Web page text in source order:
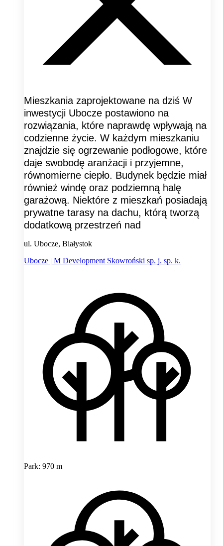
Mieszkania zaprojektowane na dziś W
inwestycji Ubocze postawiono na
rozwiązania, które naprawdę wpływają na
codzienne życie. W każdym mieszkaniu
znajdzie się ogrzewanie podłogowe, które
daje swobodę aranżacji i przyjemne,
równomierne ciepło. Budynek będzie miał
również windę oraz podziemną halę
garażową. Niektóre z mieszkań posiadają
prywatne tarasy na dachu, którą tworzą
dodatkową przestrzeń nad
ul. Ubocze, Białystok
Ubocze | M Development Skowroński sp. j. sp. k.
Park: 970 m